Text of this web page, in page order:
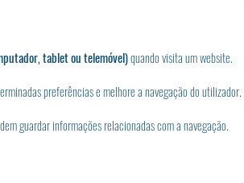
tablet ou telemóvel)quando visita um website.
preferências e melhore a navegação do utilizador.
guardar informações relacionadas com a navegação.